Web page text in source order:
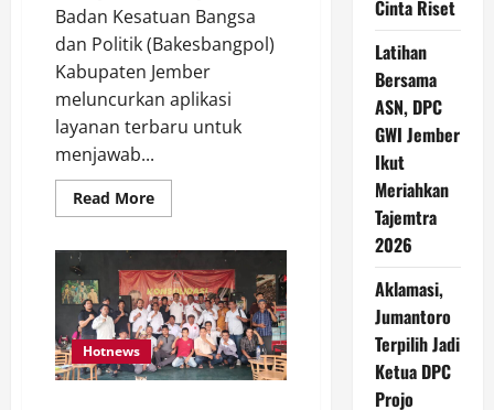
Badan Kesatuan Bangsa
dan Politik (Bakesbangpol)
Kabupaten Jember
meluncurkan aplikasi
layanan terbaru untuk
menjawab...
Read MoreRead
more
Jember
Luncurkan
Aplikasi
Layanan
Cinta
Riset
Hotnews
Cinta Riset
Latihan
Bersama
ASN, DPC
GWI Jember
Ikut
Meriahkan
Tajemtra
2026
Aklamasi,
Jumantoro
Terpilih Jadi
Ketua DPC
Projo